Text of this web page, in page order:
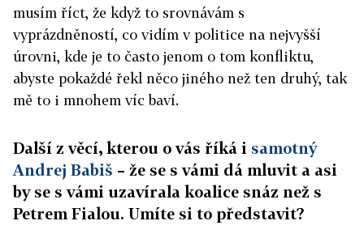
musím říct, že když to srovnávám s
vyprázdněností, co vidím v politice na nejvyšší
úrovni, kde je to často jenom o tom konfliktu,
abyste pokaždé řekl něco jiného než ten druhý, tak
mě to i mnohem víc baví.
Další z věcí, kterou o vás říká i samotný
Andrej Babiš – že se s vámi dá mluvit a asi
by se s vámi uzavírala koalice snáz než s
Petrem Fialou. Umíte si to představit?